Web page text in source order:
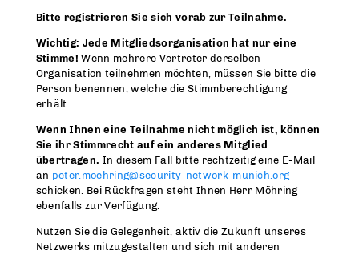
Bitte registrieren Sie sich vorab zur Teilnahme.
Wichtig: Jede Mitgliedsorganisation hat nur eine
Stimme! Wenn mehrere Vertreter derselben
Organisation teilnehmen möchten, müssen Sie bitte die
Person benennen, welche die Stimmberechtigung
erhält.
Wenn Ihnen eine Teilnahme nicht möglich ist, können
Sie ihr Stimmrecht auf ein anderes Mitglied
übertragen. In diesem Fall bitte rechtzeitig eine E-Mail
an peter.moehring@security-network-munich.org
schicken. Bei Rückfragen steht Ihnen Herr Möhring
ebenfalls zur Verfügung.
Nutzen Sie die Gelegenheit, aktiv die Zukunft unseres
Netzwerks mitzugestalten und sich mit anderen